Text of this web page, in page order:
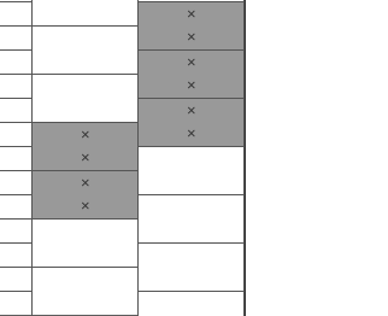
×
×
×
×
×
×
×
×
×
×